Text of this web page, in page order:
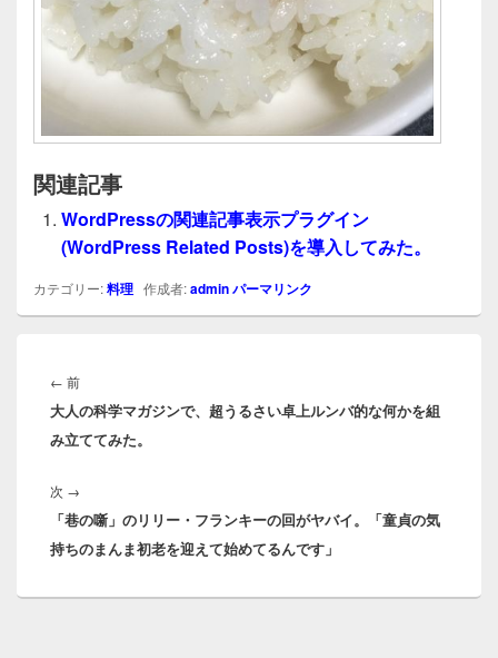
関連記事
WordPressの関連記事表示プラグイン
(WordPress Related Posts)を導入してみた。
カテゴリー:料理 作成者:adminパーマリンク
稿
ナ
ビ
ゲ
シ
ョ
ン
← 前前
の
投
大人の科学マガジンで、超うるさい卓上ルンバ的な何かを組
み立ててみた。
次 →
の
投
「巷の噺」のリリー・フランキーの回がヤバイ。「童貞の気
持ちのまんま初老を迎えて始めてるんです」